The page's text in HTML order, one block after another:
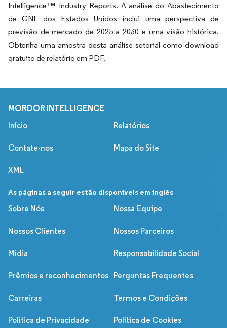
Intelligence™ Industry Reports. A análise do Abastecimento
de GNL dos Estados Unidos inclui uma perspectiva de
previsão de mercado de 2025 a 2030 e uma visão histórica.
Obtenha uma amostra desta análise setorial como download
gratuito de relatório em PDF.
MORDOR INTELLIGENCE
Início Relatórios
Contate-nos Mapa do Site
XML
As páginas a seguir estão disponíveis em inglês
Sobre Nós
Nossa Equipe
Nossos Clientes Nossos Parceiros
Mídia Responsabilidade Social
Prêmios e reconhecimentos Perguntas Frequentes
Carreiras Termos e Condições
Política de Privacidade Política de Cookies